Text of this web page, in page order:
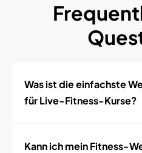
Was ist die einfachste
für Live-Fitness-Kurse?
Kann ich mein Fitness-